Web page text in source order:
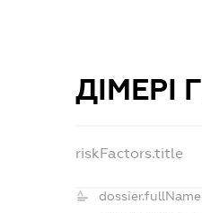
ДІМЕРІ
riskFactors.title